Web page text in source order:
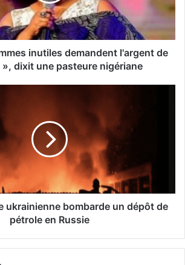
inutiles demandent l'argent de
dixit une pasteure nigériane
ukrainienne bombarde un dépôt de
pétrole en Russie